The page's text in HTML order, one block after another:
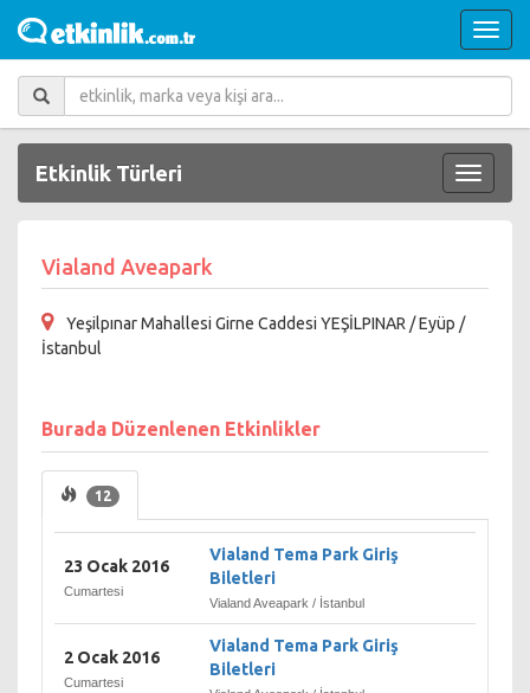
Etkinlik Türleri
Vialand Aveapark
Yeşilpınar Mahallesi Girne Caddesi YEŞİLPINAR / Eyüp /
İstanbul
Burada Düzenlenen Etkinlikler
12
23 Ocak 2016
Cumartesi
Vialand Tema Park Giriş
Biletleri
Vialand Aveapark / İstanbul
2 Ocak 2016
Cumartesi
Vialand Tema Park Giriş
Biletleri